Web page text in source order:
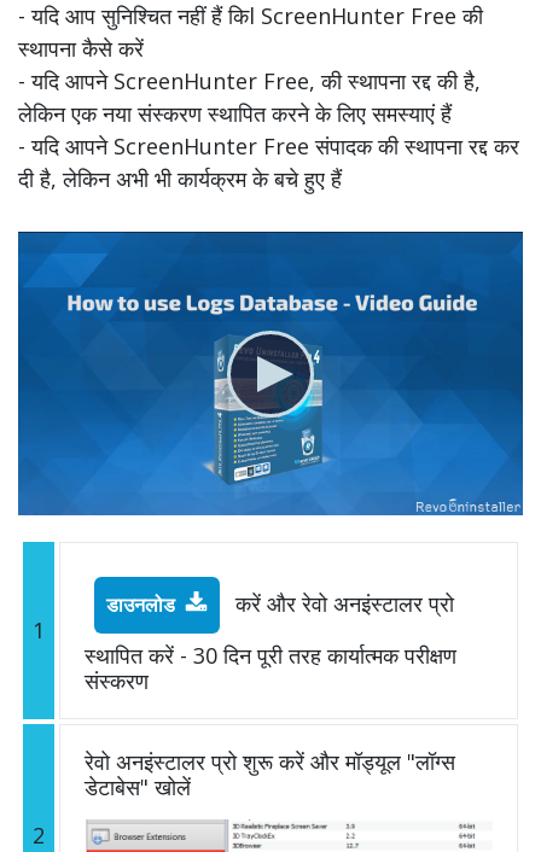
- यदि आप सुनिश्चित नहीं हैं किl ScreenHunter Free की
स्थापना कैसे करें
- यदि आपने ScreenHunter Free, की स्थापना रद्द की है,
लेकिन एक नया संस्करण स्थापित करने के लिए समस्याएं हैं
- यदि आपने ScreenHunter Free संपादक की स्थापना रद्द कर
दी है, लेकिन अभी भी कार्यक्रम के बचे हुए हैं
1
डाउनलोड
करें और रेवो अनइंस्टालर प्रो
स्थापित करें - 30 दिन पूरी तरह कार्यात्मक परीक्षण
संस्करण
2
रेवो अनइंस्टालर प्रो शुरू करें और मॉड्यूल "लॉग्स
डेटाबेस" खोलें